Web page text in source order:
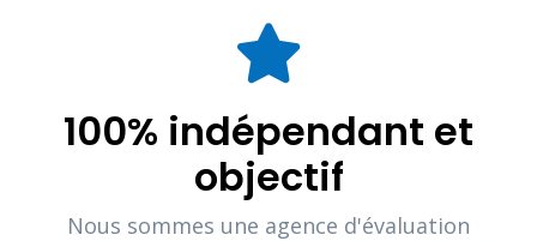
100% indépendant et
objectif
Nous sommes une agence d'évaluation